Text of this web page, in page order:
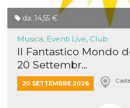
da: 14,55 €
Musica, Eventi Live, Club
Il Fantastico Mondo
20 Settembr...
20 SETTEMBRE 2026